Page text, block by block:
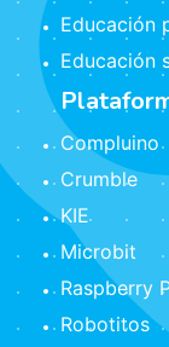
Educación
Educación
Compluino
Crumble
KIE
Microbit
Raspberry
Robotitos